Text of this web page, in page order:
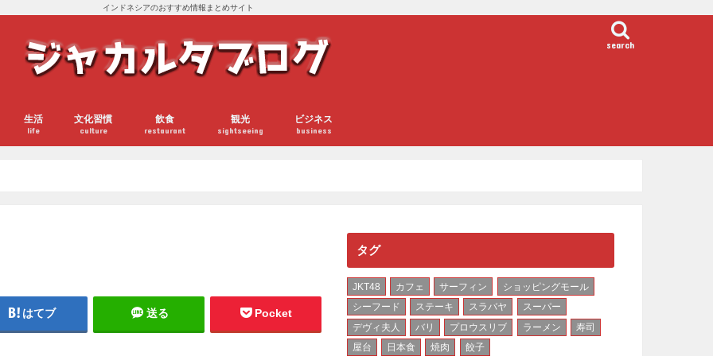
インドネシアのおすすめ情報まとめサイト
search
生活
life
文化習慣
culture
飲食
restaurant
観光
sightseeing
ビジネス
business
はてブ 送る Pocket
タグ
JKT48 カフェ サーフィン
ショッピングモール
シーフード
ステーキ スラバヤ
スーパー
デヴィ夫人
バリ プロウスリブ ラーメン
寿司
屋台
日本食 焼肉 餃子